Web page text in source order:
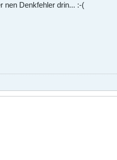
nen Denkfehler drin... :-(